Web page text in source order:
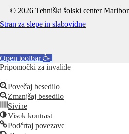
© 2026 Tehniški šolski center Maribor
Stran za slepe in slabovidne
Open toolbar
Pripomočki za invalide
Povečaj besedilo
Zmanjšaj besedilo
Sivine
Visok kontrast
Podčrtaj povezave